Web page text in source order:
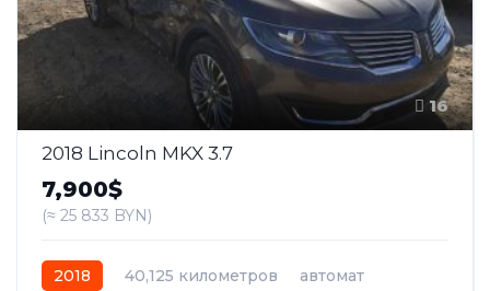
16
2018 Lincoln MKX 3.7
7,900$
(≈ 25 833 BYN)
2018 40,125 километров
автомат